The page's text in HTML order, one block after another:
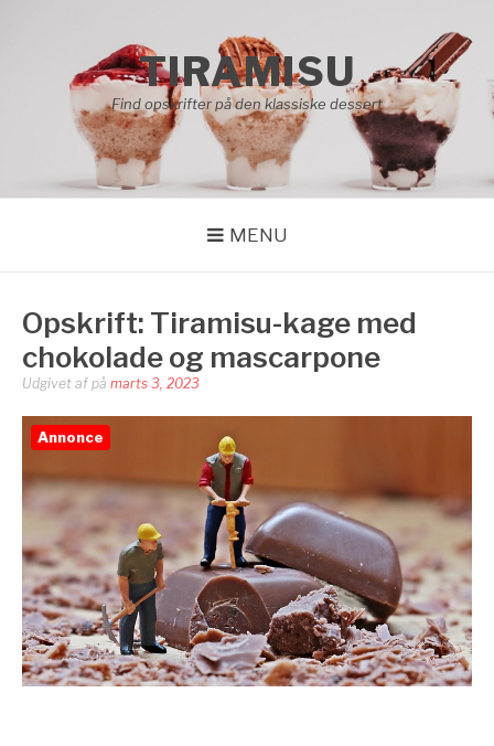
TIRAMISU
Find opskrifter på den klassiske dessert
MENU
Opskrift: Tiramisu-kage med
chokolade og mascarpone
Udgivet af på marts 3, 2023
Annonce